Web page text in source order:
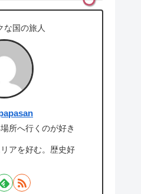
な国の旅人
所へ行くのが好き
アを好む。歴史好